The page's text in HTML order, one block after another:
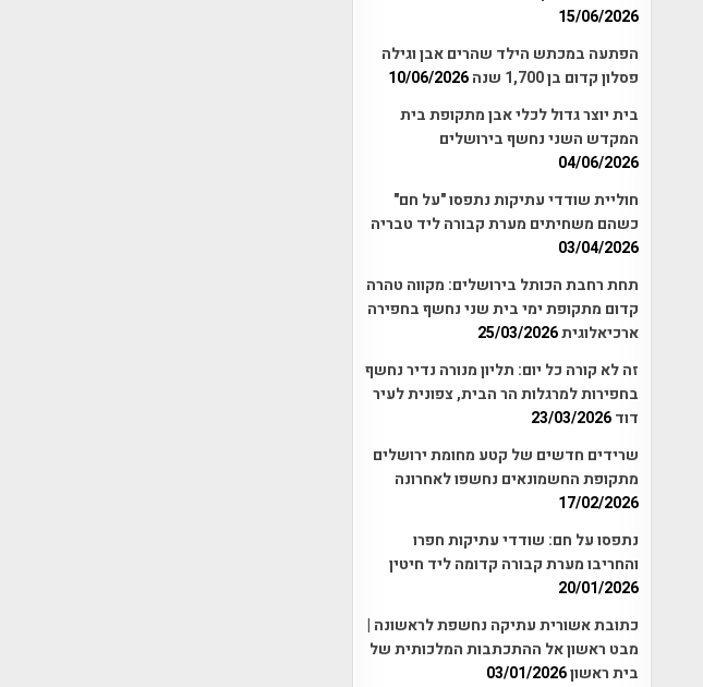
15/06/2026
הפתעה במכתש הילד שהרים אבן וגילה
פסלון קדום בן 1,700 שנה
10/06/2026
בית יוצר גדול לכלי אבן מתקופת בית
המקדש השני נחשף בירושלים
04/06/2026
חוליית שודדי עתיקות נתפסו "על חם"
כשהם משחיתים מערת קבורה ליד טבריה
03/04/2026
תחת רחבת הכותל בירושלים: מקווה טהרה
קדום מתקופת ימי בית שני נחשף בחפירה
ארכיאלוגית25/03/2026
זה לא קורה כל יום: תליון מנורה נדיר נחשף
בחפירות למרגלות הר הבית, צפונית לעיר
דוד23/03/2026
שרידים חדשים של קטע מחומת ירושלים
מתקופת החשמונאים נחשפו לאחרונה
17/02/2026
נתפסו על חם: שודדי עתיקות חפרו
והחריבו מערת קבורה קדומה ליד חיטין
20/01/2026
כתובת אשורית עתיקה נחשפת לראשונה |
מבט ראשון אל ההתכתבות המלכותית של
בית ראשון03/01/2026